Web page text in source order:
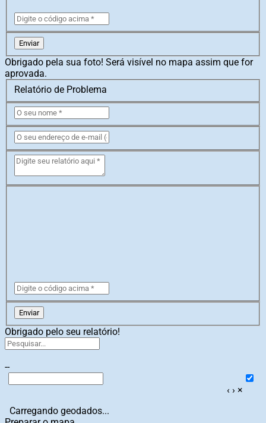
Enviar
Obrigado pela sua foto! Será visível no mapa assim que for
aprovada.
Relatório de Problema
Enviar
Obrigado pelo seu relatório!
--
‹ › ×
Carregando geodados...